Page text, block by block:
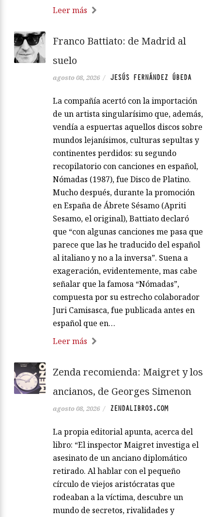
Leer más
Franco Battiato: de Madrid al
suelo
agosto 08, 2026 / JESÚS FERNÁNDEZ ÚBEDA
La compañía acertó con la importación
de un artista singularísimo que, además,
vendía a espuertas aquellos discos sobre
mundos lejanísimos, culturas sepultas y
continentes perdidos: su segundo
recopilatorio con canciones en español,
Nómadas (1987), fue Disco de Platino.
Mucho después, durante la promoción
en España de Ábrete Sésamo (Apriti
Sesamo, el original), Battiato declaró
que “con algunas canciones me pasa que
parece que las he traducido del español
al italiano y no a la inversa”. Suena a
exageración, evidentemente, mas cabe
señalar que la famosa “Nómadas”,
compuesta por su estrecho colaborador
Juri Camisasca, fue publicada antes en
español que en…
Leer más
Zenda recomienda: Maigret y los
ancianos, de Georges Simenon
agosto 08, 2026 / ZENDALIBROS.COM
La propia editorial apunta, acerca del
libro: “El inspector Maigret investiga el
asesinato de un anciano diplomático
retirado. Al hablar con el pequeño
círculo de viejos aristócratas que
rodeaban a la víctima, descubre un
mundo de secretos, rivalidades y